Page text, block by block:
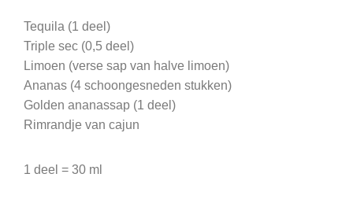
Tequila (1 deel)
Triple sec (0,5 deel)
Limoen (verse sap van halve limoen)
Ananas (4 schoongesneden stukken)
Golden ananassap (1 deel)
Rimrandje van cajun
1 deel = 30 ml